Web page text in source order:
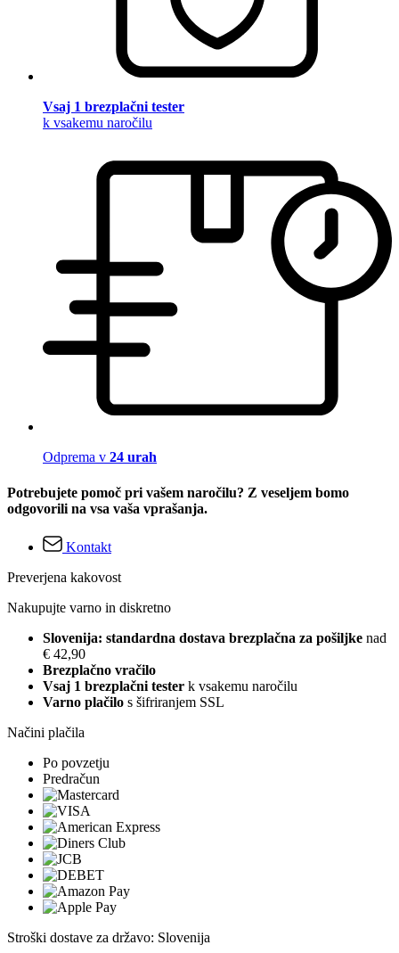
Vsaj 1 brezplačni tester
k vsakemu naročilu
Odprema v 24 urah
Potrebujete pomoč pri vašem naročilu? Z veseljem bomo
odgovorili na vsa vaša vprašanja.
Kontakt
Preverjena kakovost
Nakupujte varno in diskretno
Slovenija: standardna dostava brezplačna za pošiljke nad
€ 42,90
Brezplačno vračilo
Vsaj 1 brezplačni tester k vsakemu naročilu
Varno plačilo s šifriranjem SSL
Načini plačila
Po povzetju
Predračun
Stroški dostave za državo: Slovenija